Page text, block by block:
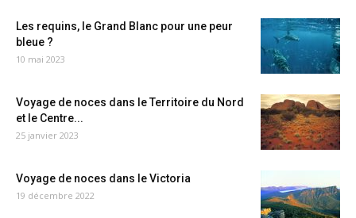
Les requins, le Grand Blanc pour une peur
bleue ?
10 mai 2023
Voyage de noces dans le Territoire du Nord
et le Centre...
25 janvier 2023
Voyage de noces dans le Victoria
19 décembre 2022